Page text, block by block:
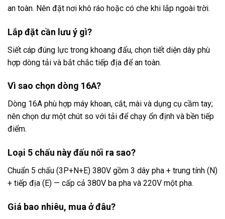
an toàn. Nên đặt nơi khô ráo hoặc có che khi lắp ngoài trời.
Lắp đặt cần lưu ý gì?
Siết cáp đúng lực trong khoang đấu, chọn tiết diện dây phù
hợp dòng tải và bắt chắc tiếp địa để an toàn.
Vì sao chọn dòng 16A?
Dòng 16A phù hợp máy khoan, cắt, mài và dụng cụ cầm tay;
nên chọn dư một chút so với tải để chạy ổn định và bền tiếp
điểm.
Loại 5 chấu này đấu nối ra sao?
Chuẩn 5 chấu (3P+N+E) 380V gồm 3 dây pha + trung tính (N)
+ tiếp địa (E) — cấp cả 380V ba pha và 220V một pha.
Giá bao nhiêu, mua ở đâu?